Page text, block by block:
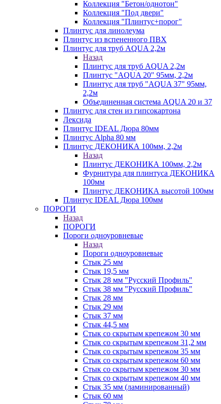
Коллекция "Бетон/однотон"
Коллекция "Под двери"
Коллекция "Плинтус+порог"
Плинтус для линолеума
Плинтус из вспененного ПВХ
Плинтус для труб AQUA 2,2м
Назад
Плинтус для труб AQUA 2,2м
Плинтус "AQUA 20" 95мм, 2,2м
Плинтус для труб "AQUA 37" 95мм,
2,2м
Объединенная система AQUA 20 и 37
Плинтус для стен из гипсокартона
Лексида
Плинтус IDEAL Дюра 80мм
Плинтус Alpha 80 мм
Плинтус ДЕКОНИКА 100мм, 2,2м
Назад
Плинтус ДЕКОНИКА 100мм, 2,2м
Фурнитура для плинтуса ДЕКОНИКА
100мм
Плинтус ДЕКОНИКА высотой 100мм
Плинтус IDEAL Дюра 100мм
ПОРОГИ
Назад
ПОРОГИ
Пороги одноуровневые
Назад
Пороги одноуровневые
Стык 25 мм
Стык 19,5 мм
Стык 28 мм "Русский Профиль"
Стык 38 мм "Русский Профиль"
Стык 28 мм
Стык 29 мм
Стык 37 мм
Стык 44,5 мм
Стык со скрытым крепежом 30 мм
Стык со скрытым крепежом 31,2 мм
Стык со скрытым крепежом 35 мм
Стык со скрытым крепежом 60 мм
Стык со скрытым крепежом 30 мм
Стык со скрытым крепежом 40 мм
Стык 35 мм (ламинированный)
Стык 60 мм